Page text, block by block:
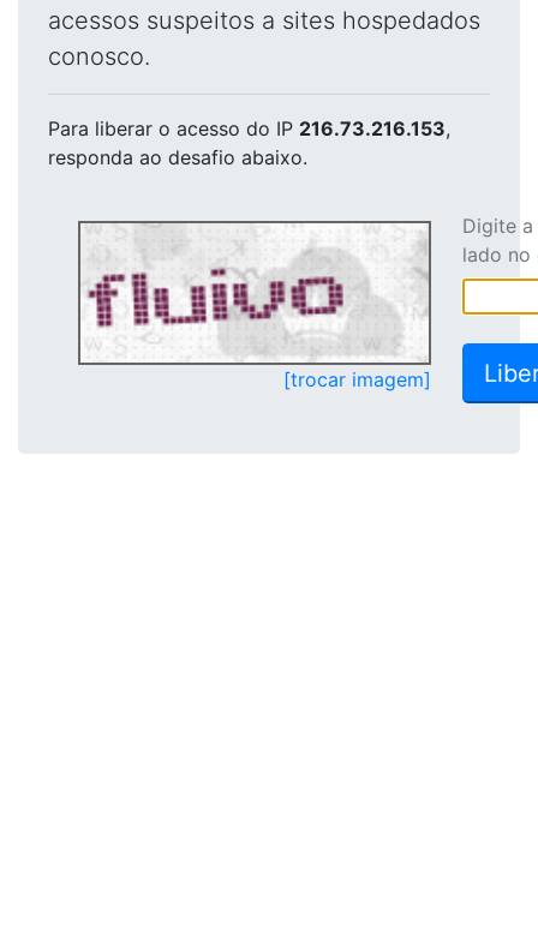
acessos suspeitos a sites hospedados
conosco.
Para liberar o acesso do IP 216.73.216.153,
responda ao desafio abaixo.
[trocar imagem]
Digite
lado no